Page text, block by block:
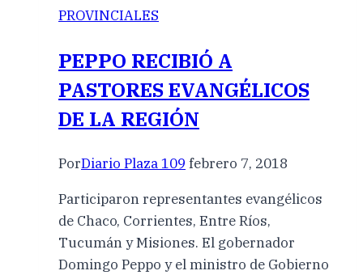
PROVINCIALES
PEPPO RECIBIÓ A
PASTORES EVANGÉLICOS
DE LA REGIÓN
PorDiario Plaza 109 febrero 7, 2018
Participaron representantes evangélicos
de Chaco, Corrientes, Entre Ríos,
Tucumán y Misiones. El gobernador
Domingo Peppo y el ministro de Gobierno